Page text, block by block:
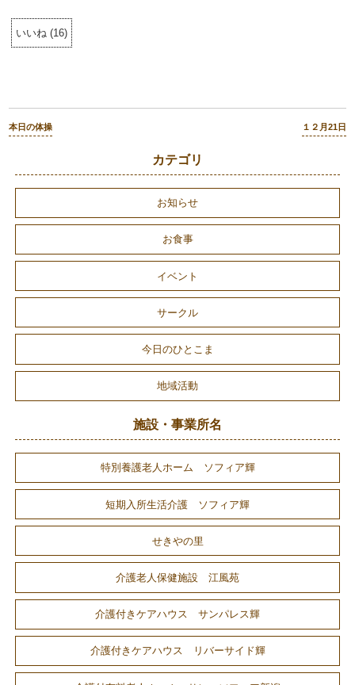
いいね (16)
本日の体操 １２月21日
カテゴリ
お知らせ
お食事
イベント
サークル
今日のひとこま
地域活動
施設・事業所名
特別養護老人ホーム ソフィア輝
短期入所生活介護 ソフィア輝
せきやの里
介護老人保健施設 江風苑
介護付きケアハウス サンパレス輝
介護付きケアハウス リバーサイド輝